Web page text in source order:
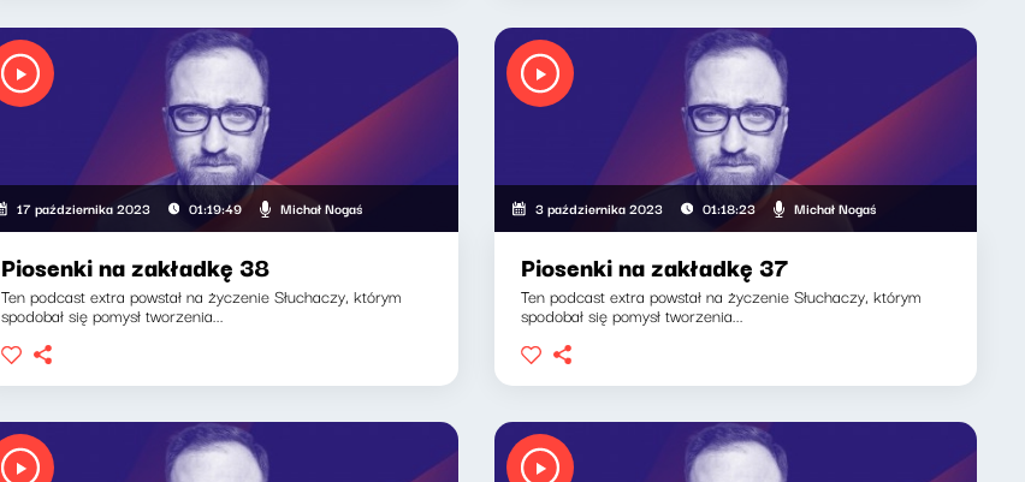
17 października 2023 01:19:49 Michał Nogaś
Piosenki na zakładkę 38
Ten podcast extra powstał na życzenie Słuchaczy, którym
spodobał się pomysł tworzenia...
3 października 2023 01:18:23 Michał Nogaś
Piosenki na zakładkę 37
Ten podcast extra powstał na życzenie Słuchaczy, którym
spodobał się pomysł tworzenia...